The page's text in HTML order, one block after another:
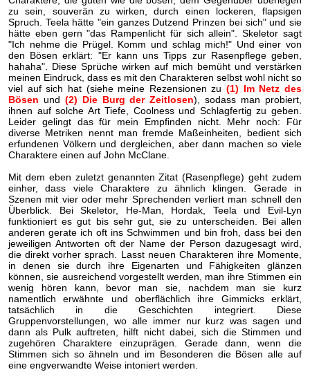
zu sein, souverän zu wirken, durch einen lockeren, flapsigen
Spruch. Teela hätte "ein ganzes Dutzend Prinzen bei sich" und sie
hätte eben gern "das Rampenlicht für sich allein". Skeletor sagt
"Ich nehme die Prügel. Komm und schlag mich!" Und einer von
den Bösen erklärt: "Er kann uns Tipps zur Rasenpflege geben,
hahaha". Diese Sprüche wirken auf mich bemüht und verstärken
meinen Eindruck, dass es mit den Charakteren selbst wohl nicht so
viel auf sich hat (siehe meine Rezensionen zu(1) Im Netz des
Bösen und (2) Die Burg der Zeitlosen), sodass man probiert,
ihnen auf solche Art Tiefe, Coolness und Schlagfertig zu geben.
Leider gelingt das für mein Empfinden nicht. Mehr noch: Für
diverse Metriken nennt man fremde Maßeinheiten, bedient sich
erfundenen Völkern und dergleichen, aber dann machen so viele
Charaktere einen auf John McClane.
Mit dem eben zuletzt genannten Zitat (Rasenpflege) geht zudem
einher, dass viele Charaktere zu ähnlich klingen. Gerade in
Szenen mit vier oder mehr Sprechenden verliert man schnell den
Überblick. Bei Skeletor, He-Man, Hordak, Teela und Evil-Lyn
funktioniert es gut bis sehr gut, sie zu unterscheiden. Bei allen
anderen gerate ich oft ins Schwimmen und bin froh, dass bei den
jeweiligen Antworten oft der Name der Person dazugesagt wird,
die direkt vorher sprach. Lasst neuen Charakteren ihre Momente,
in denen sie durch ihre Eigenarten und Fähigkeiten glänzen
können, sie ausreichend vorgestellt werden, man ihre Stimmen ein
wenig hören kann, bevor man sie, nachdem man sie kurz
namentlich erwähnte und oberflächlich ihre Gimmicks erklärt,
tatsächlich in die Geschichten integriert. Diese
Gruppenvorstellungen, wo alle immer nur kurz was sagen und
dann als Pulk auftreten, hilft nicht dabei, sich die Stimmen und
zugehören Charaktere einzuprägen. Gerade dann, wenn die
Stimmen sich so ähneln und im Besonderen die Bösen alle auf
eine engverwandte Weise intoniert werden.